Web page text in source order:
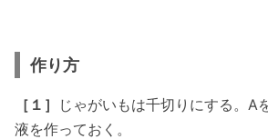
作り方
［１］
じゃがいもは千切りにする。A
液を作っておく。